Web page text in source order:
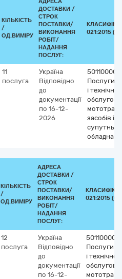
КІЛЬКІСТЬ
/
ОД.ВИМІРУ
ДОСТАВКИ /
СТРОК
ПОСТАВКИ/
ВИКОНАННЯ
РОБІТ/
НАДАННЯ
ПОСЛУГ:
021:2015
11
послуга
Україна
Відповідно
до
документації
по 16-12-
2026
50110000-
Послуги
і
засобів і
КІЛЬКІСТЬ
/
ОД.ВИМІРУ
АДРЕСА
ДОСТАВКИ /
СТРОК
ПОСТАВКИ/
ВИКОНАННЯ
РОБІТ/
НАДАННЯ
ПОСЛУГ:
021:2015
12
послуга
Україна
Відповідно
до
документації
по 16-12-
50110000-
Послуги з
і